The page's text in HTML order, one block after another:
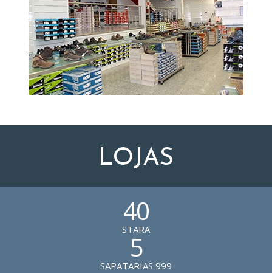
LOJAS
40
STARA
5
SAPATARIAS 999